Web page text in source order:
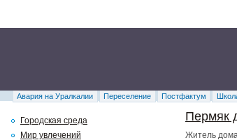
Авария на Уралкалии Переселение Постфактум
Пермяк
Житель
Городская среда
Мир увлечений